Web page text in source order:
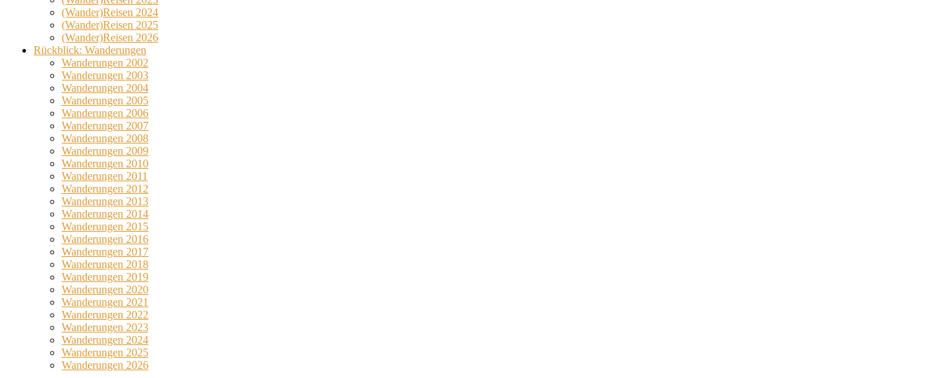
(Wander)Reisen 2024
(Wander)Reisen 2025
(Wander)Reisen 2026
Rückblick: Wanderungen
Wanderungen 2002
Wanderungen 2003
Wanderungen 2004
Wanderungen 2005
Wanderungen 2006
Wanderungen 2007
Wanderungen 2008
Wanderungen 2009
Wanderungen 2010
Wanderungen 2011
Wanderungen 2012
Wanderungen 2013
Wanderungen 2014
Wanderungen 2015
Wanderungen 2016
Wanderungen 2017
Wanderungen 2018
Wanderungen 2019
Wanderungen 2020
Wanderungen 2021
Wanderungen 2022
Wanderungen 2023
Wanderungen 2024
Wanderungen 2025
Wanderungen 2026